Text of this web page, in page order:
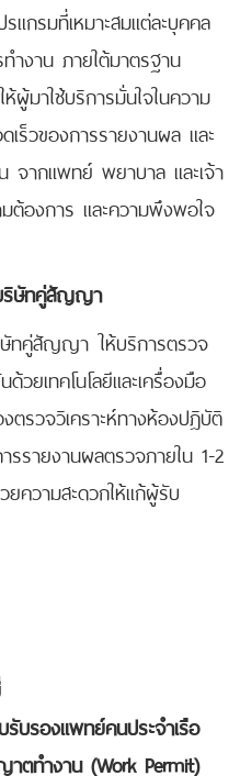
แกรมที่เหมาะสมแต่ละบุคคล
ำงาน ภายใต้มาตรฐาน
ผู้มาใช้บริการมั่นใจในความ
ร็วของการรายงานผล และ
จากแพทย์ พยาบาล และเจ้า
ต้องการ และความพึงพอใจ
ริษัทคู่สัญญา
ษัทคู่สัญญา ให้บริการตรวจ
ยเทคโนโลยีและเครื่องมือ
ตรวจวิเคราะห์ทางห้องปฎิบัติ
รรายงานผลตรวจภายใน 1-2
ยความสะดวกให้แก้ผู้รับ
บรองแพทย์คนประจำเรือ
าตทำงาน (Work Permit)